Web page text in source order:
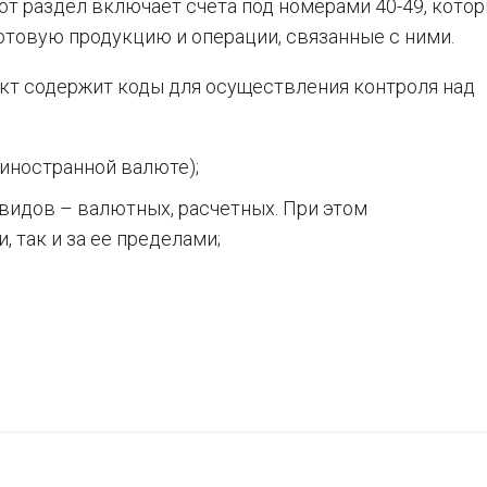
раздел включает счета под номерами 40-49,
продукцию и операции, связанные с ними.
содержит коды для осуществления контроля над
валюте);
– валютных, расчетных. При этом
так и за ее пределами;